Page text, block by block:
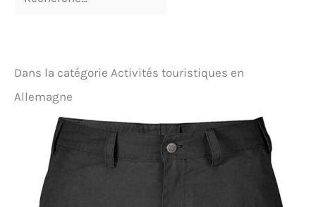
Dans la catégorie Activités touristiques en
Allemagne